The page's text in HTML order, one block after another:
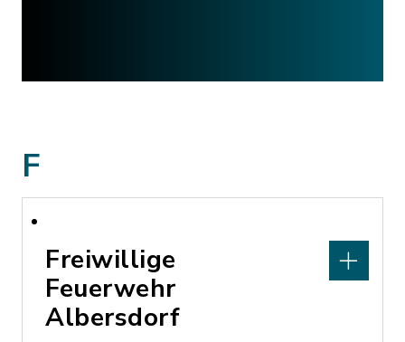
F
Freiwillige
Feuerwehr
Albersdorf